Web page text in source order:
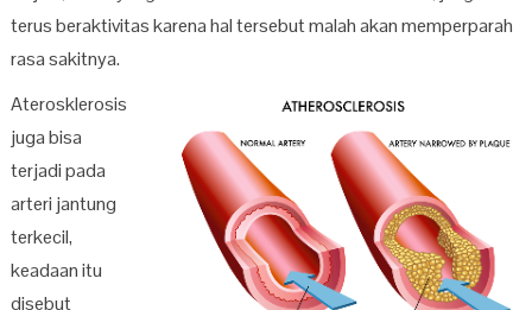
terus beraktivitas karena hal tersebut malah akan memperparah
rasa sakitnya.
Aterosklerosis
juga bisa
terjadi pada
arteri jantung
terkecil,
keadaan itu
disebut